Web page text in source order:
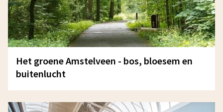
Het groene Amstelveen - bos, bloesem en
buitenlucht